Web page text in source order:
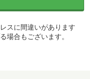
スに間違いがあります
場合もございます。